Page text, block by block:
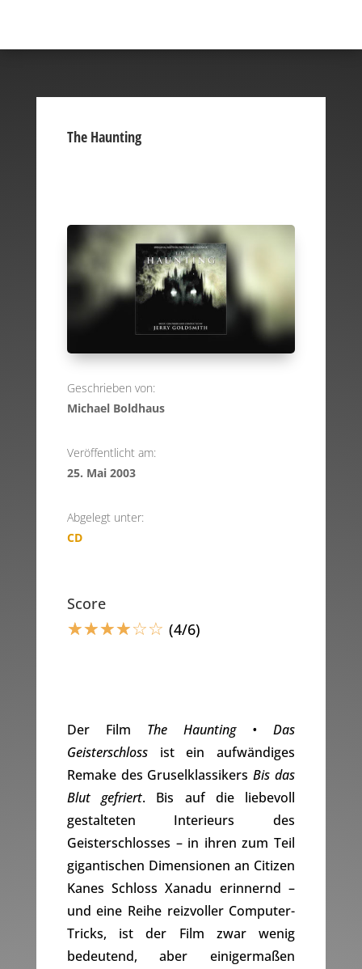
The Haunting
Geschrieben von:
Michael Boldhaus
Veröffentlicht am:
25. Mai 2003
Abgelegt unter:
CD
Score
☆☆☆☆☆☆ (4/6)
Der Film The Haunting • Das
Geisterschlossist ein aufwändiges
Remake des GruselklassikersBis das
Blut gefriert. Bis auf die liebevoll
gestalteten Interieurs des
Geisterschlosses – in ihren zum Teil
gigantischen Dimensionen an Citizen
Kanes Schloss Xanadu erinnernd –
und eine Reihe reizvoller Computer-
Tricks, ist der Film zwar wenig
bedeutend, aber einigermaßen